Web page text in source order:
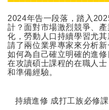
2024年告一段落，踏入
計？面對市場激烈競爭、
化，勞動人口持續學習尤
請了兩位業界專家來分析
如何為自己確立明確的進
在攻讀碩士課程的在職人
和準備經驗。
持續進修 成打工族必修課